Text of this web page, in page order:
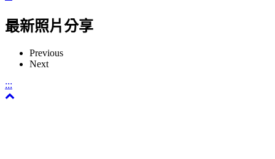
最新照片分享
Previous
Next
:::